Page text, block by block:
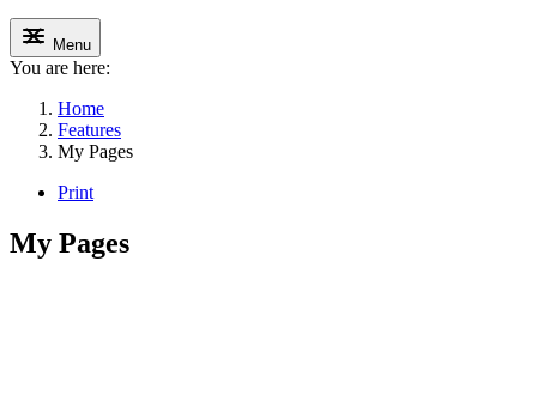
Menu
You are here:
Home
Features
My Pages
Print
My Pages